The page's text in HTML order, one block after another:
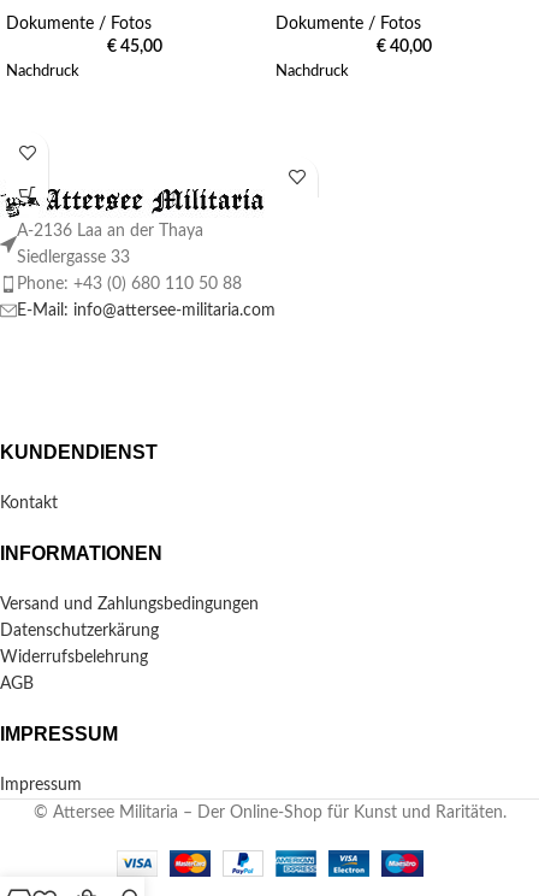
Dokumente / Fotos
€ 45,00
Nachdruck
Dokumente / Fotos
€ 40,00
Nachdruck
A-2136 Laa an der Thaya
Siedlergasse 33
Phone: +43 (0) 680 110 50 88
E-Mail: info@attersee-militaria.com
KUNDENDIENST
Kontakt
INFORMATIONEN
Versand und Zahlungsbedingungen
Datenschutzerkärung
Widerrufsbelehrung
AGB
IMPRESSUM
Impressum
© Attersee Militaria – Der Online-Shop für Kunst und Raritäten.